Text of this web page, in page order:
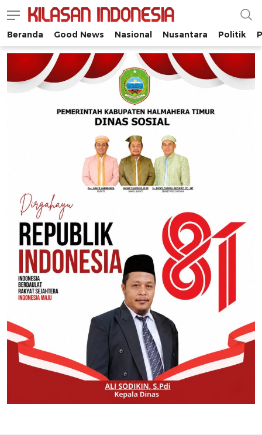
Kilasan Indonesia
Satu-satunya di Indonesia
Beranda Good News Nasional Nusantara Politik